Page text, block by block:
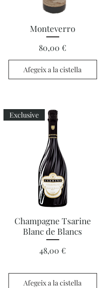
Visualització ràpida
Monteverro
Preu
80,00 €
Afegeix a la cistella
Visualització ràpida
Exclusive
Champagne Tsarine
Blanc de Blancs
Preu
48,00 €
Afegeix a la cistella